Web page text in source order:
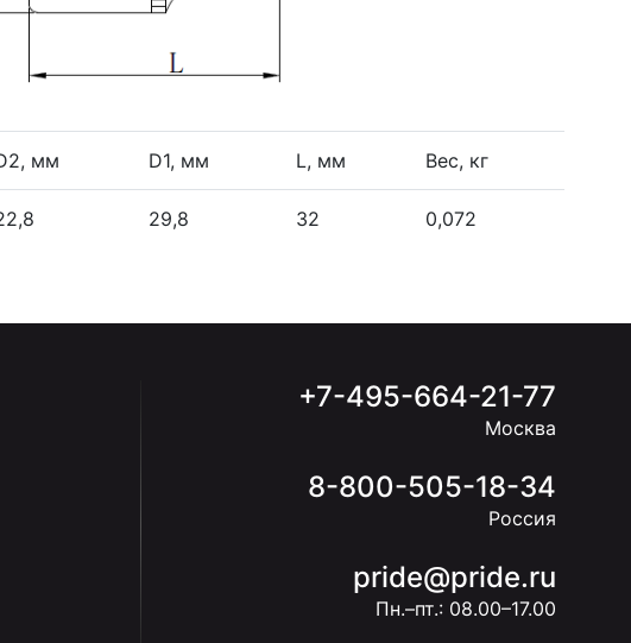
мм D1, мм L, мм Вес, кг
29,8 32 0,072
+7-495-664-21-77
Москва
8-800-505-18-34
Россия
pride@pride.ru
Пн.–пт.: 08.00–17.00